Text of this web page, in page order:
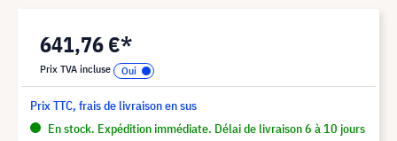
641,76 €*
Prix TVA incluse
Prix TTC, frais de livraison en sus
En stock. Expédition immédiate. Délai de livraison 6 à 10 jours